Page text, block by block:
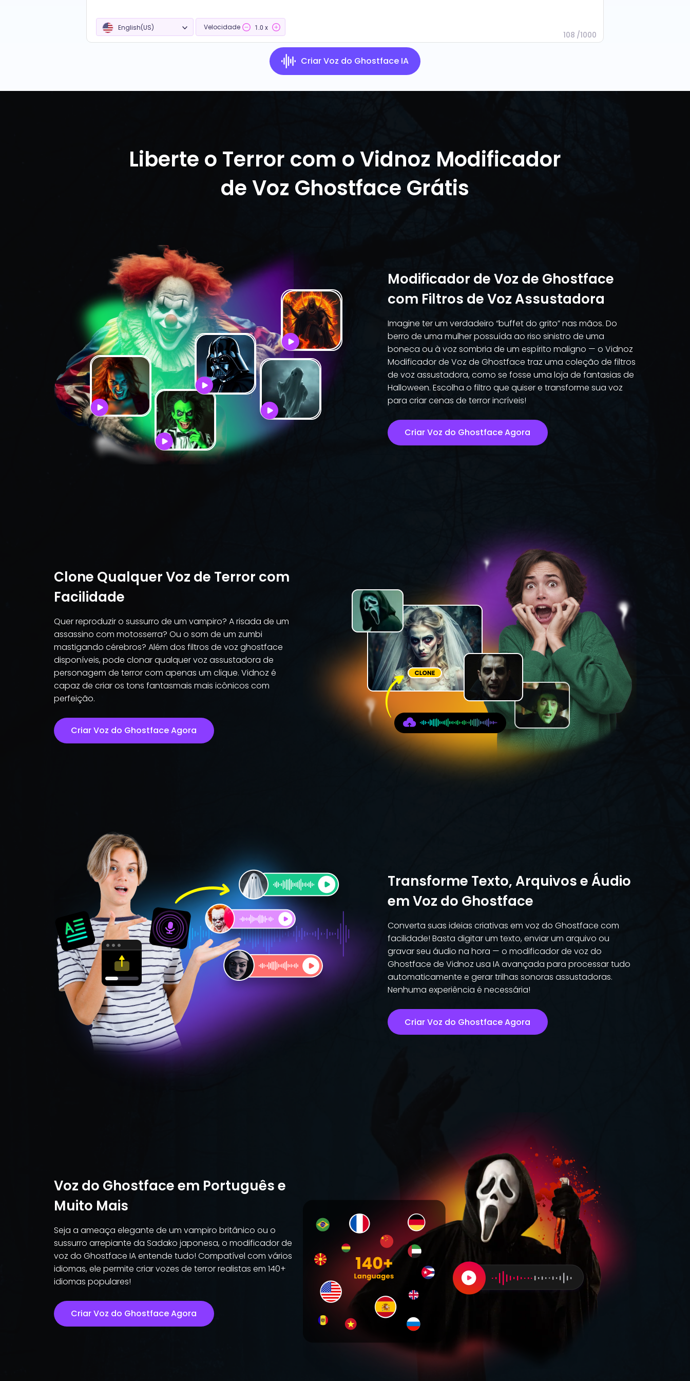
108 /1000
English(US) Velocidade 1.0 x
Criar Voz do Ghostface IA
Liberte o Terror com o Vidnoz Modificador
de Voz Ghostface Grátis
Modificador de Voz de Ghostface
com Filtros de Voz Assustadora
Imagine ter um verdadeiro “buffet do grito” nas mãos. Do
berro de uma mulher possuída ao riso sinistro de uma
boneca ou à voz sombria de um espírito maligno — o Vidnoz
Modificador de Voz de Ghostface traz uma coleção de filtros
de voz assustadora, como se fosse uma loja de fantasias de
Halloween. Escolha o filtro que quiser e transforme sua voz
para criar cenas de terror incríveis!
Criar Voz do Ghostface Agora
Clone Qualquer Voz de Terror com
Facilidade
Quer reproduzir o sussurro de um vampiro? A risada de um
assassino com motosserra? Ou o som de um zumbi
mastigando cérebros? Além dos filtros de voz ghostface
disponíveis, pode clonar qualquer voz assustadora de
personagem de terror com apenas um clique. Vidnoz é
capaz de criar os tons fantasmais mais icônicos com
perfeição.
Criar Voz do Ghostface Agora
Transforme Texto, Arquivos e Áudio
em Voz do Ghostface
Converta suas ideias criativas em voz do Ghostface com
facilidade! Basta digitar um texto, enviar um arquivo ou
gravar seu áudio na hora — o modificador de voz do
Ghostface de Vidnoz usa IA avançada para processar tudo
automaticamente e gerar trilhas sonoras assustadoras.
Nenhuma experiência é necessária!
Criar Voz do Ghostface Agora
Voz do Ghostface em Português e
Muito Mais
Seja a ameaça elegante de um vampiro britânico ou o
sussurro arrepiante da Sadako japonesa, o modificador de
voz do Ghostface IA entende tudo! Compatível com vários
idiomas, ele permite criar vozes de terror realistas em 140+
idiomas populares!
Criar Voz do Ghostface Agora